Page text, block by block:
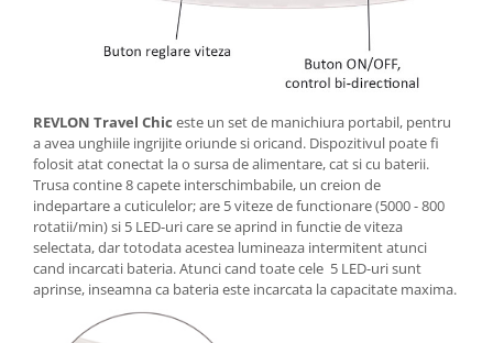
REVLON Travel Chic este un set de manichiura portabil, pentru
a avea unghiile ingrijite oriunde si oricand. Dispozitivul poate fi
folosit atat conectat la o sursa de alimentare, cat si cu baterii.
Trusa contine 8 capete interschimbabile, un creion de
indepartare a cuticulelor; are 5 viteze de functionare (5000 - 800
rotatii/min) si 5 LED-uri care se aprind in functie de viteza
selectata, dar totodata acestea lumineaza intermitent atunci
cand incarcati bateria. Atunci cand toate cele 5 LED-uri sunt
aprinse, inseamna ca bateria este incarcata la capacitate maxima.